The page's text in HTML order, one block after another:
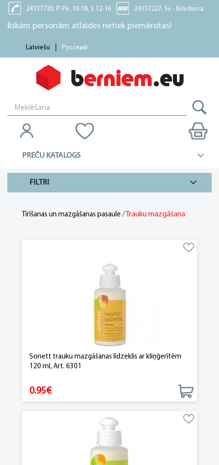
24337730, P-Pk. 10-18, S 12-16 24337227, Sv - Brīvdiena
personām atlaides netiek piemērotas!
Latviešu Русский
PREČU KATALOGS
FILTRI
Tīrīšanas un mazgāšanas pasaule / Trauku mazgāšana
Sonett trauku mazgāšanas līdzeklis ar kliņģerītēm
120 ml, Art. 6301
0.95€